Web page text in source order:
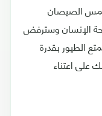
لمس الصيصان
الإنسان وسترفض
الطيور بقدرة
على اعتناء